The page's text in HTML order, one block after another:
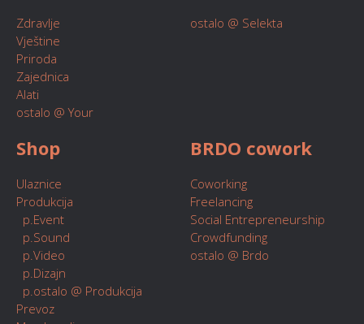
Zdravlje
Vještine
Priroda
Zajednica
Alati
ostalo @ Your
ostalo @ Selekta
Shop
Ulaznice
Produkcija
p.Event
p.Sound
p.Video
p.Dizajn
p.ostalo @ Produkcija
Prevoz
BRDO cowork
Coworking
Freelancing
Social Entrepreneurship
Crowdfunding
ostalo @ Brdo